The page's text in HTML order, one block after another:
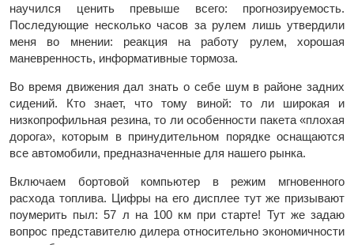
научился ценить превыше всего: прогнозируемость.
Последующие несколько часов за рулем лишь утвердили
меня во мнении: реакция на работу рулем, хорошая
маневренность, информативные тормоза.
Во время движения дал знать о себе шум в районе задних
сидений. Кто знает, что тому виной: то ли широкая и
низкопрофильная резина, то ли особенности пакета «плохая
дорога», которым в принудительном порядке оснащаются
все автомобили, предназначенные для нашего рынка.
Включаем бортовой компьютер в режим мгновенного
расхода топлива. Цифры на его дисплее тут же призывают
поумерить пыл: 57 л на 100 км при старте! Тут же задаю
вопрос представителю дилера относительно экономичности